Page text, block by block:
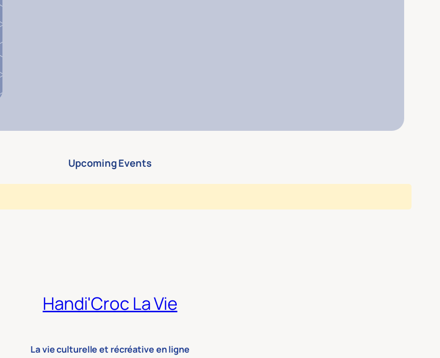
Upcoming Events
Handi'Croc La Vie
La vie culturelle et récréative en ligne